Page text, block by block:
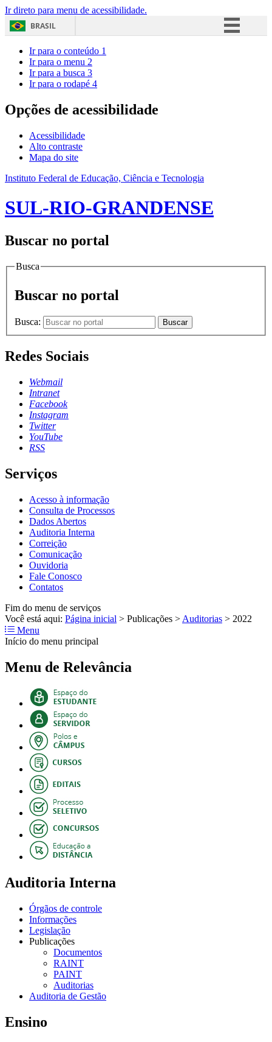
Ir direto para menu de acessibilidade.
BRASIL
Acesso à informação
Ir para o conteúdo 1
Ir para o menu 2
Ir para a busca 3
Ir para o rodapé 4
Opções de acessibilidade
Acessibilidade
Alto contraste
Mapa do site
Instituto Federal de Educação, Ciência e Tecnologia
SUL-RIO-GRANDENSE
Buscar no portal
Busca
Buscar no portal
Busca: Buscar
Redes Sociais
Webmail
Intranet
Facebook
Instagram
Twitter
YouTube
RSS
Serviços
Acesso à informação
Consulta de Processos
Dados Abertos
Auditoria Interna
Correição
Comunicação
Ouvidoria
Fale Conosco
Contatos
Fim do menu de serviços
Você está aqui: Página inicial > Publicações > Auditorias > 2022
Menu
Início do menu principal
Menu de Relevância
Auditoria Interna
Órgãos de controle
Informações
Legislação
Publicações
Documentos
RAINT
PAINT
Auditorias
Auditoria de Gestão
Ensino